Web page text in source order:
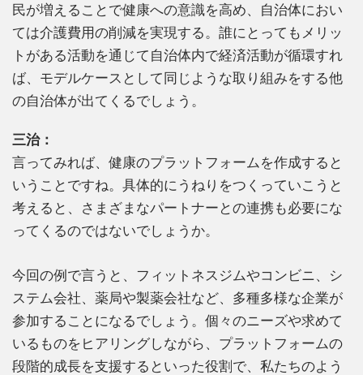
民が増えることで健康への意識を高め、自治体におい
ては介護費用の削減を実現する。誰にとってもメリッ
トがある活動を通じて自治体内で経済活動が循環すれ
ば、モデルケースとして同じような取り組みをする他
の自治体が出てくるでしょう。
三治：
言ってみれば、健康のプラットフォームを作成すると
いうことですね。具体的にうねりをつくっていこうと
考えると、さまざまなパートナーとの連携も必要にな
ってくるのではないでしょうか。
今回の例で言うと、フィットネスジムやコンビニ、シ
ステム会社、薬局や製薬会社など、多種多様な企業が
参加することになるでしょう。個々のニーズや求めて
いるものをヒアリングしながら、プラットフォームの
段階的成長を支援するといった役割で、私たちのよう